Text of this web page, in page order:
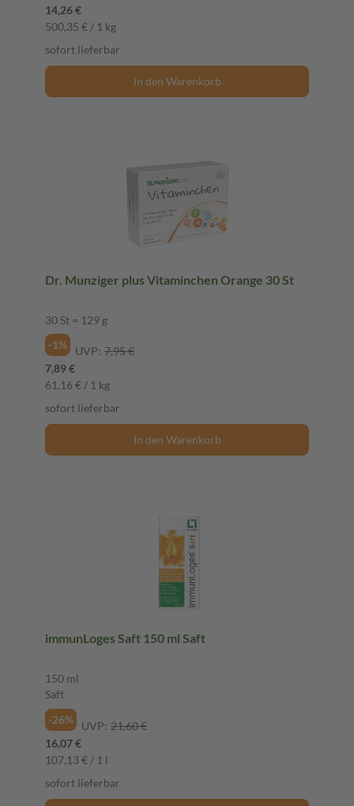
14,26 €
500,35 € / 1 kg
sofort lieferbar
In den Warenkorb
Dr. Munziger plus Vitaminchen Orange 30 St
30 St = 129 g
-1%
UVP: 7,95 €
7,89 €
61,16 € / 1 kg
sofort lieferbar
In den Warenkorb
immunLoges Saft 150 ml Saft
150 ml
Saft
-26%
UVP: 21,60 €
16,07 €
107,13 € / 1 l
sofort lieferbar